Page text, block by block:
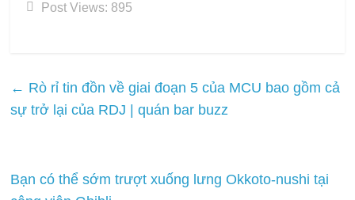
Post Views: 895
← Rò rỉ tin đồn về giai đoạn 5 của MCU bao gồm cả
sự trở lại của RDJ | quán bar buzz
Bạn có thể sớm trượt xuống lưng Okkoto-nushi tại